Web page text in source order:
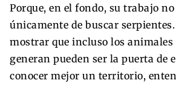
Porque, en el fondo, su trabajo
únicamente de buscar
mostrar que incluso los animales
generan pueden ser la puerta de
conocer mejor un territorio,